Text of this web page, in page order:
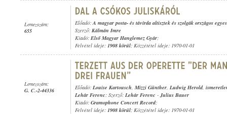
Lemezszám:
655
Előadó:A magyar posta- és távírda altisztek és szolgák országos
Szerző: Kálmán Imre
Kiadó: Első Magyar Hanglemez Gyár;
Felvétel ideje: 1908 körül; Közzététel ideje: 1970-01-01
Lemezszám:
G. C.-2-44336
Előadó: Louise Kartousch, Mizzi Günther, Ludwig Herold,
Lehár Ferenc; Szerző: Lehár Ferenc -Julius Bauer
Kiadó: Gramophone Concert Record;
Felvétel ideje: 1908 körül; Közzététel ideje: 1970-01-01